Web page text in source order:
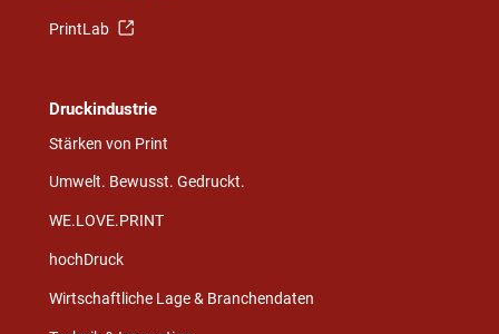
PrintLab
Druckindustrie
Stärken von Print
Umwelt. Bewusst. Gedruckt.
WE.LOVE.PRINT
hochDruck
Wirtschaftliche Lage & Branchendaten